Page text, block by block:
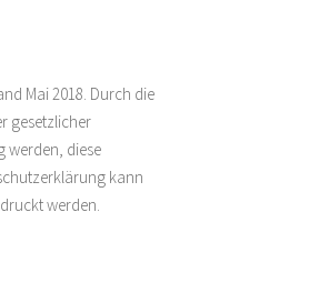
Mai 2018. Durch die
gesetzlicher
werden, diese
kann
werden.